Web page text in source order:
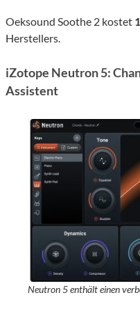
Oeksound Soothe 2 kostet
Herstellers.
iZotope Neutron 5:
Assistent
Neutron 5 enthält einen